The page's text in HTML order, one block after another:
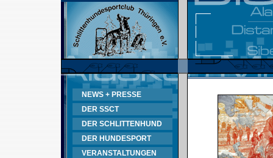
NEWS + PRESSE
DER SSCT
DER SCHLITTENHUND
DER HUNDESPORT
VERANSTALTUNGEN